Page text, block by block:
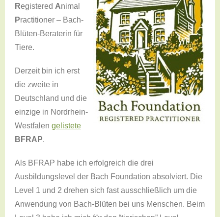
Registered Animal
Practitioner – Bach-
Blüten-Beraterin für
Tiere.
Derzeit bin ich erst
die zweite in
Deutschland und die
einzige in Nordrhein-
Westfalen gelistete
BFRAP.
Als BFRAP habe ich erfolgreich die drei
Ausbildungslevel der Bach Foundation absolviert. Die
Level 1 und 2 drehen sich fast ausschließlich um die
Anwendung von Bach-Blüten bei uns Menschen. Beim